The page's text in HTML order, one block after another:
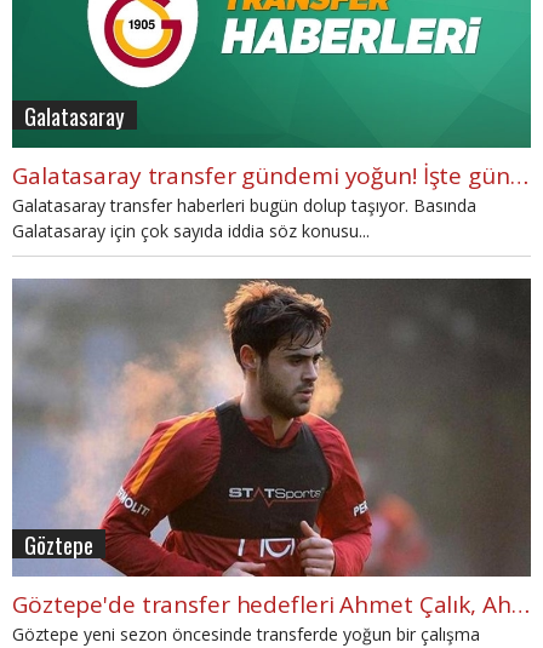
Galatasaray
Galatasaray transfer gündemi yoğun! İşte gündemdeki isimler
Galatasaray transfer haberleri bugün dolup taşıyor. Basında
Galatasaray için çok sayıda iddia söz konusu...
Göztepe
Göztepe'de transfer hedefleri Ahmet Çalık, Ahmet Oğuz ve Djalma Campos
Göztepe yeni sezon öncesinde transferde yoğun bir çalışma